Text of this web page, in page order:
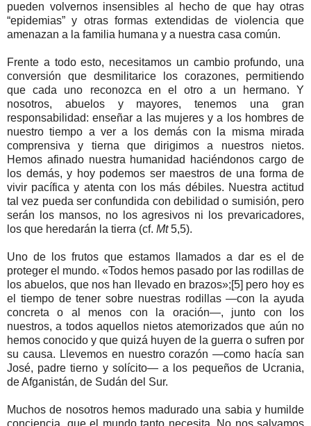
pueden volvernos insensibles al hecho de que hay otras
“epidemias” y otras formas extendidas de violencia que
amenazan a la familia humana y a nuestra casa común.
Frente a todo esto, necesitamos un cambio profundo, una
conversión que desmilitarice los corazones, permitiendo
que cada uno reconozca en el otro a un hermano. Y
nosotros, abuelos y mayores, tenemos una gran
responsabilidad: enseñar a las mujeres y a los hombres de
nuestro tiempo a ver a los demás con la misma mirada
comprensiva y tierna que dirigimos a nuestros nietos.
Hemos afinado nuestra humanidad haciéndonos cargo de
los demás, y hoy podemos ser maestros de una forma de
vivir pacífica y atenta con los más débiles. Nuestra actitud
tal vez pueda ser confundida con debilidad o sumisión, pero
serán los mansos, no los agresivos ni los prevaricadores,
los que heredarán la tierra (cf. Mt5,5).
Uno de los frutos que estamos llamados a dar es el de
proteger el mundo. «Todos hemos pasado por las rodillas de
los abuelos, que nos han llevado en brazos»;[5] pero hoy es
el tiempo de tener sobre nuestras rodillas —con la ayuda
concreta o al menos con la oración—, junto con los
nuestros, a todos aquellos nietos atemorizados que aún no
hemos conocido y que quizá huyen de la guerra o sufren por
su causa. Llevemos en nuestro corazón —como hacía san
José, padre tierno y solícito— a los pequeños de Ucrania,
de Afganistán, de Sudán del Sur.
Muchos de nosotros hemos madurado una sabia y humilde
conciencia, que el mundo tanto necesita. No nos salvamos